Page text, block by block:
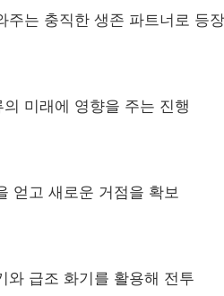
주는 충직한 생존 파트너로 등장
미래에 영향을 주는 진행
얻고 새로운 거점을 확보
와 급조 화기를 활용해 전투